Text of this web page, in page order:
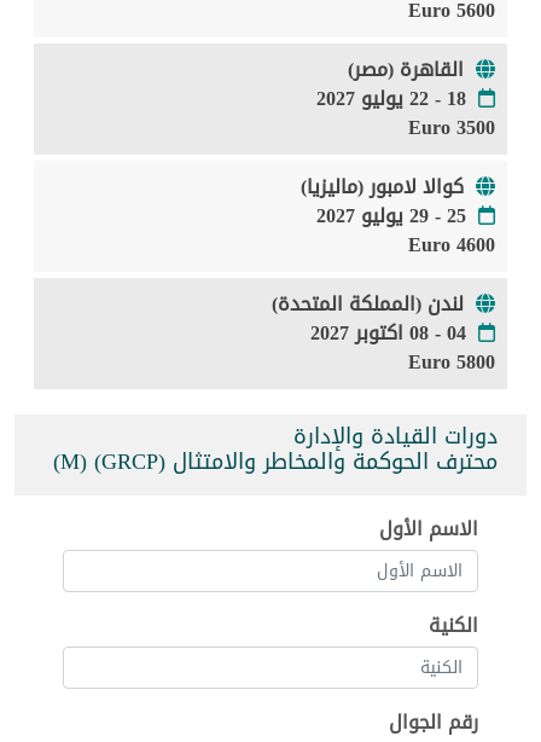
5600 Euro
القاهرة (مصر)
18 - 22 يوليو 2027
3500 Euro
كوالا لامبور (ماليزيا)
25 - 29 يوليو 2027
4600 Euro
لندن (المملكة المتحدة)
04 - 08 اكتوبر 2027
5800 Euro
دورات القيادة والإدارة
محترف الحوكمة والمخاطر والامتثال (GRCP) (M)
الاسم الأول
الكنية
رقم الجوال